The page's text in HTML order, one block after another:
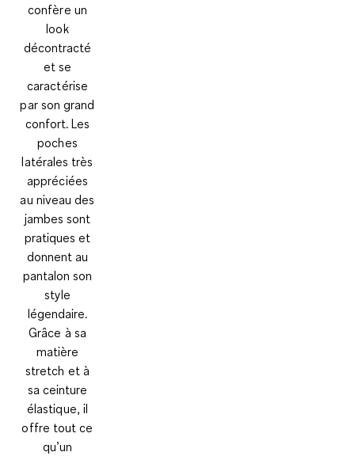
confère un
look
décontracté
et se
caractérise
par son grand
confort. Les
poches
latérales très
appréciées
au niveau des
jambes sont
pratiques et
donnent au
pantalon son
style
légendaire.
Grâce à sa
matière
stretch et à
sa ceinture
élastique, il
offre tout ce
qu’un